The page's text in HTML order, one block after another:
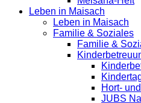
Leben in Maisach
Leben in Maisach
Familie & Soziales
Familie &
Hort-
JUBS